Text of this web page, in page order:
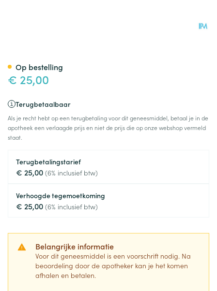
€ 25,00
Terugbetaalbaar
Als je recht hebt op een terugbetaling voor dit geneesmiddel, betaal je in de
apotheek een verlaagde prijs en niet de prijs die op onze webshop vermeld
staat.
Terugbetalingstarief
€ 25,00 (6% inclusief btw)
Verhoogde tegemoetkoming
€ 25,00 (6% inclusief btw)
Belangrijke informatie
Voor dit geneesmiddel is een voorschrift nodig. Na
beoordeling door de apotheker kan je het komen
afhalen en betalen.
Op bestelling